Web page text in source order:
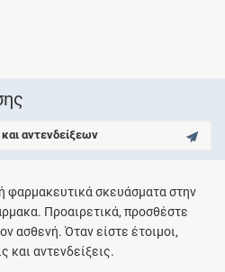
αντενδείξεων
φαρμακευτικά σκευάσματα στην
Προαιρετικά, προσθέστε
ασθενή. Όταν είστε έτοιμοι,
και αντενδείξεις.